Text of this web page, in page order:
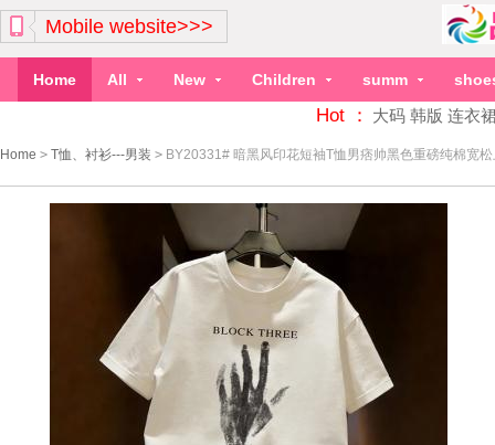
Mobile website>>>
Home All New Children summ
Hot ： 大码 韩版 连衣
Home > T恤、衬衫---男装 > BY20331# 暗黑风印花短袖T恤男痞帅黑色重磅纯棉宽